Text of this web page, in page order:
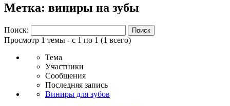
Метка: виниры на зубы
Поиск:
Просмотр 1 темы - с 1 по 1 (1 всего)
Тема
Участники
Сообщения
Последняя запись
Виниры для зубов